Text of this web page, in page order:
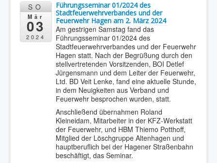
SO
Mär
03
2024
Führungsseminar 01/2024 des
Stadtfeuerwehrverbandes und der
Feuerwehr Hagen am 2. März 2024
Am gestrigen Samstag fand das
Führungsseminar 01/2024 des
Stadtfeuerwehrverbandes und der Feuerwehr
Hagen statt. Nach der Begrüßung durch den
stellvertretenden Vorsitzenden, BOI Detlef
Jürgensmann und dem Leiter der Feuerwehr,
Ltd. BD Veit Lenke, fand eine aktuelle Stunde,
in dem Neuigkeiten aus Verband und
Feuerwehr besprochen wurden, statt.
Anschließend übernahmen Roland
Kleineidam, Mitarbeiter in der KFZ-Werkstatt
der Feuerwehr, und HBM Thiemo Potthoff,
Mitglied der Löschgruppe Altenhagen und
hauptberuflich bei der Hagener Straßenbahn
beschäftigt, das Seminar.